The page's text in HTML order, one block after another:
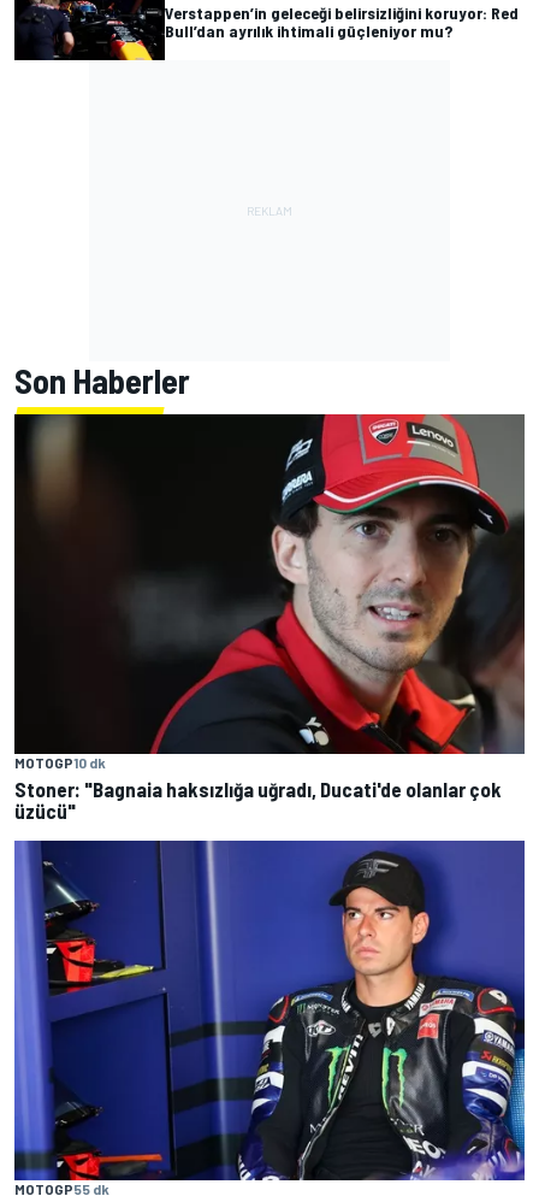
Verstappen’in geleceği belirsizliğini koruyor: Red
Bull’dan ayrılık ihtimali güçleniyor mu?
Son Haberler
MOTOGP10 dk
Stoner: "Bagnaia haksızlığa uğradı, Ducati'de olanlar çok
üzücü"
MOTOGP55 dk